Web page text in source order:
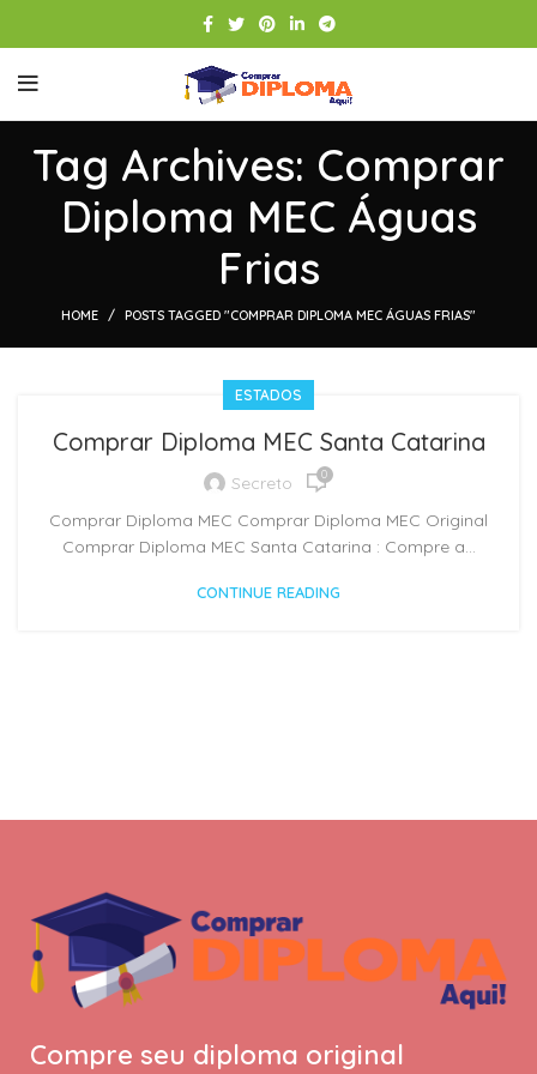
Tag Archives: Comprar
Diploma MEC Águas
Frias
HOME POSTS TAGGED "COMPRAR DIPLOMA MEC ÁGUAS FRIAS"
ESTADOS
Comprar Diploma MEC Santa Catarina
Secreto 0
Comprar Diploma MEC Comprar Diploma MEC Original
Comprar Diploma MEC Santa Catarina : Compre a...
CONTINUE READING
Compre seu diploma original